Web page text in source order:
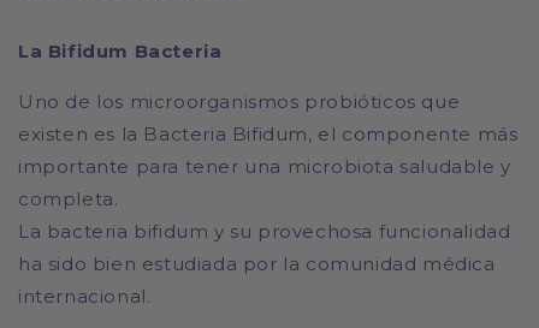
La Bifidum Bacteria
Uno de los microorganismos probióticos que
existen es la Bacteria Bifidum, el componente más
importante para tener una microbiota saludable y
completa.
La bacteria bifidum y su provechosa funcionalidad
ha sido bien estudiada por la comunidad médica
internacional.